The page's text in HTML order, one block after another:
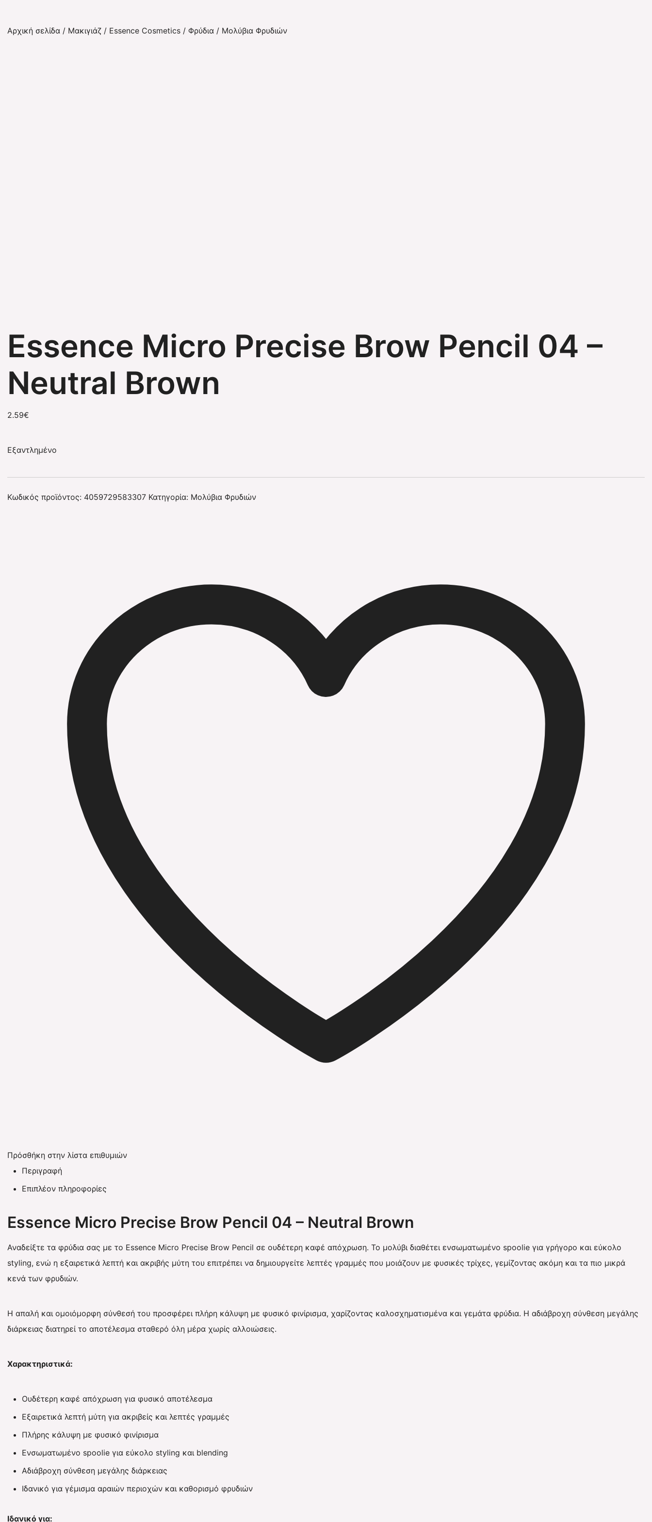
Αρχική σελίδα / Μακιγιάζ / Essence Cosmetics / Φρύδια / Μολύβια Φρυδιών
Essence Micro Precise Brow Pencil 04 –
Neutral Brown
2.59€
Εξαντλημένο
Κωδικός προϊόντος: 4059729583307 Κατηγορία: Μολύβια Φρυδιών
Πρόσθήκη στην λίστα επιθυμιών
Περιγραφή
Επιπλέον πληροφορίες
Essence Micro Precise Brow Pencil 04 – Neutral Brown
Αναδείξτε τα φρύδια σας με το Essence Micro Precise Brow Pencil σε ουδέτερη καφέ απόχρωση. Το μολύβι διαθέτει ενσωματωμένο spoolie για γρήγορο και εύκολο
styling, ενώ η εξαιρετικά λεπτή και ακριβής μύτη του επιτρέπει να δημιουργείτε λεπτές γραμμές που μοιάζουν με φυσικές τρίχες, γεμίζοντας ακόμη και τα πιο μικρά
κενά των φρυδιών.
Η απαλή και ομοιόμορφη σύνθεσή του προσφέρει πλήρη κάλυψη με φυσικό φινίρισμα, χαρίζοντας καλοσχηματισμένα και γεμάτα φρύδια. Η αδιάβροχη σύνθεση μεγάλης
διάρκειας διατηρεί το αποτέλεσμα σταθερό όλη μέρα χωρίς αλλοιώσεις.
Χαρακτηριστικά:
Ουδέτερη καφέ απόχρωση για φυσικό αποτέλεσμα
Εξαιρετικά λεπτή μύτη για ακριβείς και λεπτές γραμμές
Πλήρης κάλυψη με φυσικό φινίρισμα
Ενσωματωμένο spoolie για εύκολο styling και blending
Αδιάβροχη σύνθεση μεγάλης διάρκειας
Ιδανικό για γέμισμα αραιών περιοχών και καθορισμό φρυδιών
Ιδανικό για: